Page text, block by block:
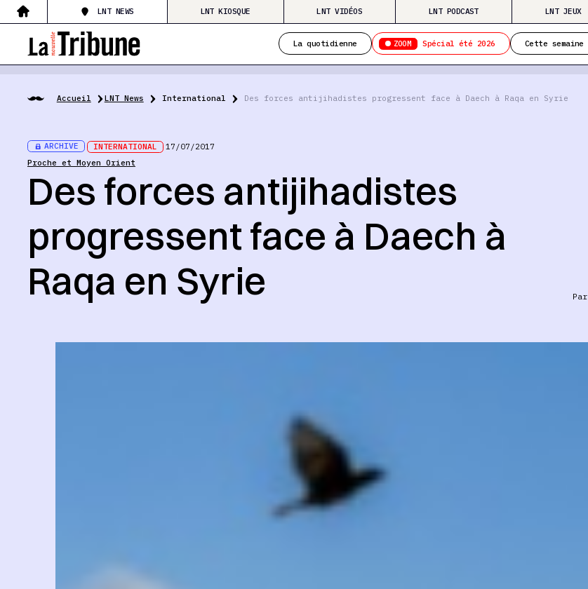
LNT NEWS LNT KIOSQUE LNT VIDÉOS LNT PODCAST LNT JEUX
La quotidienne ZOOM Spécial été 2026 Cette semaine
Accueil LNT News International Des forces antijihadistes progressent face à Daech à Raqa en Syrie
ARCHIVE INTERNATIONAL
17/07/2017
Proche et Moyen Orient
Des forces antijihadistes
progressent face à Daech à
Raqa en Syrie
Par